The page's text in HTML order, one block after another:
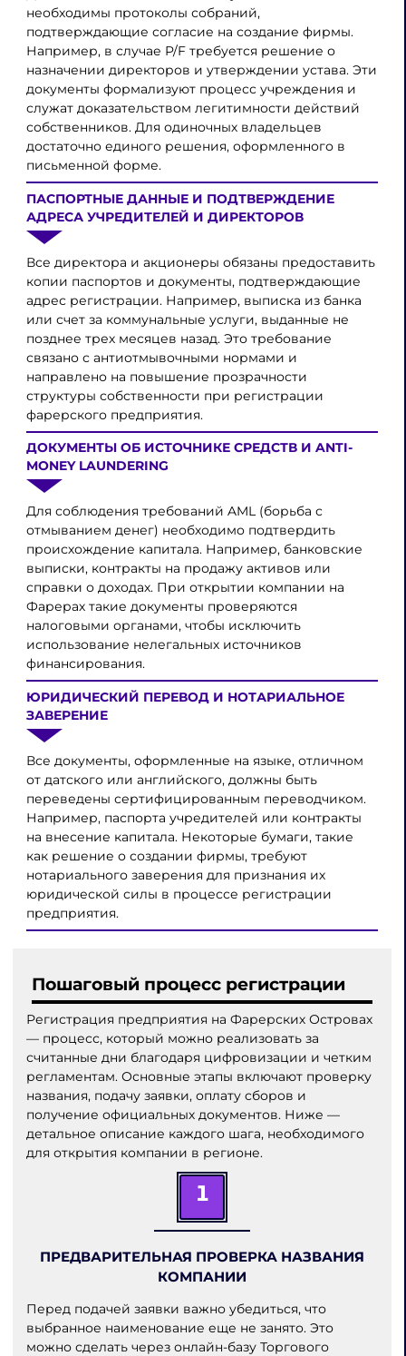
необходимы протоколы собраний,
подтверждающие согласие на создание фирмы.
Например, в случае P/F требуется решение о
назначении директоров и утверждении устава. Эти
документы формализуют процесс учреждения и
служат доказательством легитимности действий
собственников. Для одиночных владельцев
достаточно единого решения, оформленного в
письменной форме.
ПАСПОРТНЫЕ ДАННЫЕ И ПОДТВЕРЖДЕНИЕ
АДРЕСА УЧРЕДИТЕЛЕЙ И ДИРЕКТОРОВ
Все директора и акционеры обязаны предоставить
копии паспортов и документы, подтверждающие
адрес регистрации. Например, выписка из банка
или счет за коммунальные услуги, выданные не
позднее трех месяцев назад. Это требование
связано с антиотмывочными нормами и
направлено на повышение прозрачности
структуры собственности при регистрации
фарерского предприятия.
ДОКУМЕНТЫ ОБ ИСТОЧНИКЕ СРЕДСТВ И ANTI-
MONEY LAUNDERING
Для соблюдения требований AML (борьба с
отмыванием денег) необходимо подтвердить
происхождение капитала. Например, банковские
выписки, контракты на продажу активов или
справки о доходах. При открытии компании на
Фарерах такие документы проверяются
налоговыми органами, чтобы исключить
использование нелегальных источников
финансирования.
ЮРИДИЧЕСКИЙ ПЕРЕВОД И НОТАРИАЛЬНОЕ
ЗАВЕРЕНИЕ
Все документы, оформленные на языке, отличном
от датского или английского, должны быть
переведены сертифицированным переводчиком.
Например, паспорта учредителей или контракты
на внесение капитала. Некоторые бумаги, такие
как решение о создании фирмы, требуют
нотариального заверения для признания их
юридической силы в процессе регистрации
предприятия.
Пошаговый процесс регистрации
Регистрация предприятия на Фарерских Островах
— процесс, который можно реализовать за
считанные дни благодаря цифровизации и четким
регламентам. Основные этапы включают проверку
названия, подачу заявки, оплату сборов и
получение официальных документов. Ниже —
детальное описание каждого шага, необходимого
для открытия компании в регионе.
1
ПРЕДВАРИТЕЛЬНАЯ ПРОВЕРКА НАЗВАНИЯ
КОМПАНИИ
Перед подачей заявки важно убедиться, что
выбранное наименование еще не занято. Это
можно сделать через онлайн-базу Торгового